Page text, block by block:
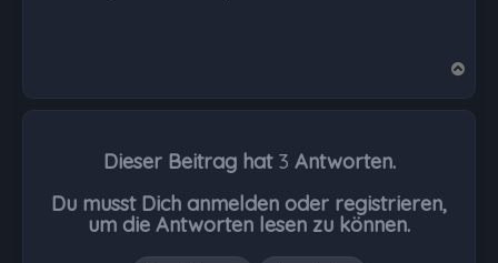
Dieser Beitrag hat 3 Antworten.
Du musst Dich anmelden oder registrieren,
um die Antworten lesen zu können.